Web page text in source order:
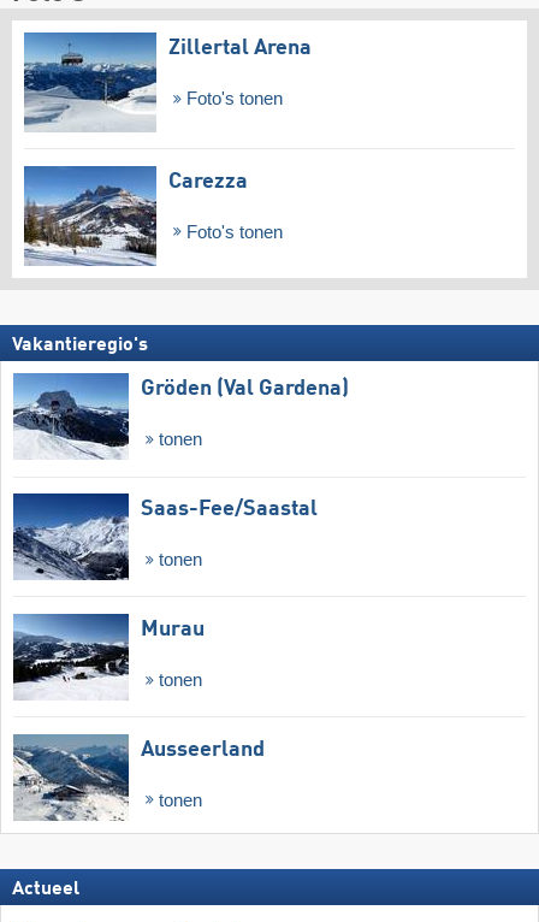
Zillertal Arena
Foto's tonen
Carezza
Foto's tonen
Vakantieregio's
Gröden (Val Gardena)
tonen
Saas-Fee/​Saastal
tonen
Murau
tonen
Ausseerland
tonen
Actueel